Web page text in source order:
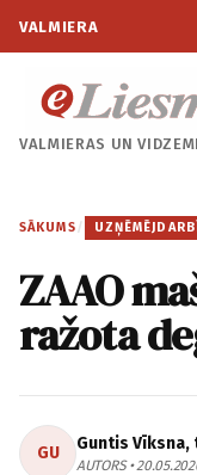
VALMIERA
VALMIERAS UN
SĀKUMS /
ZAAO
ražota
GU Guntis
AUTORS •